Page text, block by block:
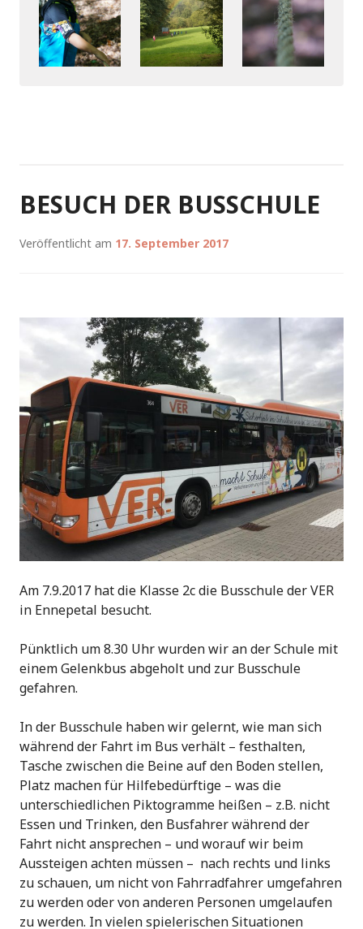
BESUCH DER BUSSCHULE
Veröffentlicht am 17. September 2017
Am 7.9.2017 hat die Klasse 2c die Busschule der VER
in Ennepetal besucht.
Pünktlich um 8.30 Uhr wurden wir an der Schule mit
einem Gelenkbus abgeholt und zur Busschule
gefahren.
In der Busschule haben wir gelernt, wie man sich
während der Fahrt im Bus verhält – festhalten,
Tasche zwischen die Beine auf den Boden stellen,
Platz machen für Hilfebedürftige – was die
unterschiedlichen Piktogramme heißen – z.B. nicht
Essen und Trinken, den Busfahrer während der
Fahrt nicht ansprechen – und worauf wir beim
Aussteigen achten müssen – nach rechts und links
zu schauen, um nicht von Fahrradfahrer umgefahren
zu werden oder von anderen Personen umgelaufen
zu werden. In vielen spielerischen Situationen